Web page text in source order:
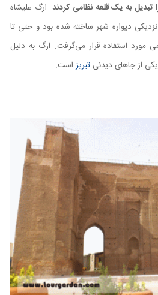
تبدیل به یک قلعه نظامی کردند. ارگ علیشاه
دیواره شهر ساخته شده بود و حتی تا
مورد استفاده قرار می‌گرفت. ارگ به دلیل
از جا‌های دیدنیتبریز است.